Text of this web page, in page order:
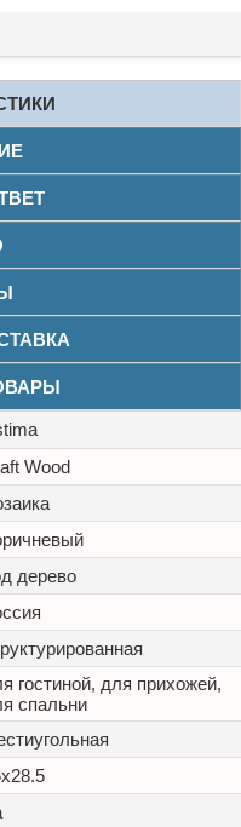
Wood
дерево
гостиной, для прихожей,
спальни